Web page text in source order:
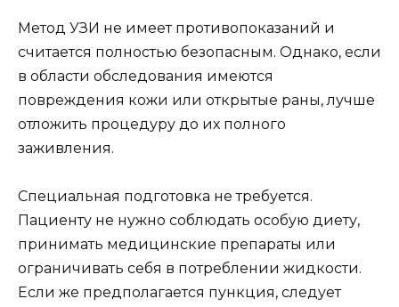
Метод УЗИ не имеет противопоказаний и
считается полностью безопасным. Однако, если
в области обследования имеются
повреждения кожи или открытые раны, лучше
отложить процедуру до их полного
заживления.
Специальная подготовка не требуется.
Пациенту не нужно соблюдать особую диету,
принимать медицинские препараты или
ограничивать себя в потреблении жидкости.
Если же предполагается пункция, следует